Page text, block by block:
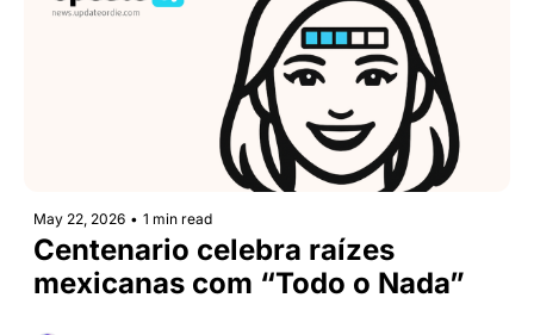
May 22, 2026 • 1 min read
Centenario celebra raízes
mexicanas com “Todo o Nada”